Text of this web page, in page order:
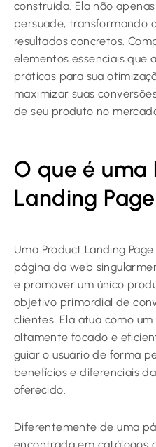
construída. Ela não
persuade, transformando
resultados concretos.
elementos essenciais que
práticas para sua
maximizar suas
de seu produto no
O que é uma
Landing
Uma Product Landing
página da web
e promover um único
objetivo primordial de
clientes. Ela atua como
altamente focado e
guiar o usuário de forma
benefícios e diferenciais
oferecido.
Diferentemente de uma